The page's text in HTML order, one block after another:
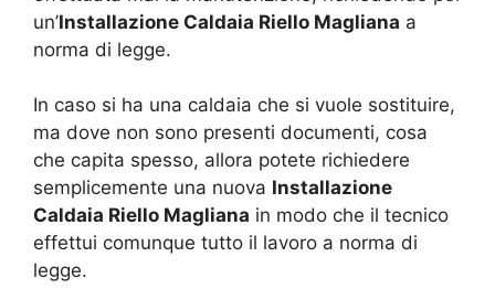
un’Installazione Caldaia Riello Magliana a
norma di legge.
In caso si ha una caldaia che si vuole sostituire,
ma dove non sono presenti documenti, cosa
che capita spesso, allora potete richiedere
semplicemente una nuova Installazione
Caldaia Riello Magliana in modo che il tecnico
effettui comunque tutto il lavoro a norma di
legge.